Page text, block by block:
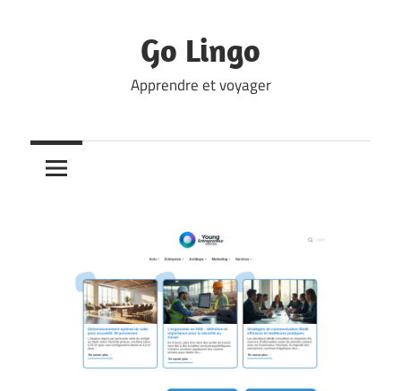
Go Lingo
Apprendre et voyager